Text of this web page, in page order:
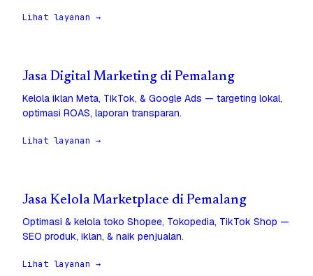
Lihat layanan →
Jasa Digital Marketing di Pemalang
Kelola iklan Meta, TikTok, & Google Ads — targeting lokal,
optimasi ROAS, laporan transparan.
Lihat layanan →
Jasa Kelola Marketplace di Pemalang
Optimasi & kelola toko Shopee, Tokopedia, TikTok Shop —
SEO produk, iklan, & naik penjualan.
Lihat layanan →